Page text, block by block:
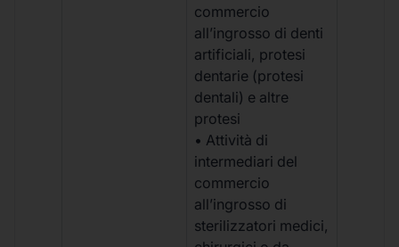
commercio
all’ingrosso di denti
artificiali, protesi
dentarie (protesi
dentali) e altre
protesi
• Attività di
intermediari del
commercio
all’ingrosso di
sterilizzatori medici,